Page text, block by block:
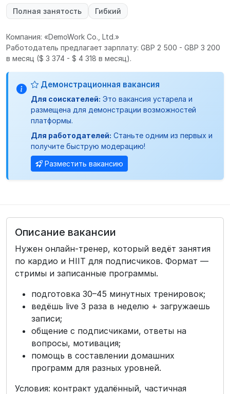
Полная занятость Гибкий
Компания: «DemoWork Co., Ltd.»
Работодатель предлагает зарплату: GBP 2 500 - GBP 3 200
в месяц ($ 3 374 - $ 4 318 в месяц).
Демонстрационная вакансия
Для соискателей: Это вакансия устарела и
размещена для демонстрации возможностей
платформы.
Для работодателей: Станьте одним из первых и
получите быструю модерацию!
Разместить вакансию
Описание вакансии
Нужен онлайн-тренер, который ведёт занятия
по кардио и HIIT для подписчиков. Формат —
стримы и записанные программы.
подготовка 30–45 минутных тренировок;
ведёшь live 3 раза в неделю + загружаешь
записи;
общение с подписчиками, ответы на
вопросы, мотивация;
помощь в составлении домашних
программ для разных уровней.
Условия: контракт удалённый, частичная